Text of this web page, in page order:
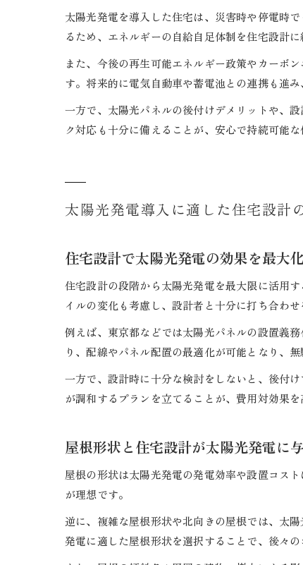
太陽光発電を導入した住宅は、災害時や停電時
るため、エネルギーの自給自足体制を住宅設計
また、今後の再生可能エネルギー政策やカーボ
す。将来的に電気自動車や蓄電池との連携も進
一方で、太陽光パネルの後付けデメリットや、
ク対応も十分に備えることが、安心で持続可能
太陽光発電導入に適した住宅設計
住宅設計で太陽光発電の効果を最大
住宅設計の段階から太陽光発電を最大限に活用
イルの変化も考慮し、設計者と十分に打ち合わ
例えば、東京都などでは太陽光パネルの設置義
り、配線やパネル配置の最適化が可能となり、
一方で、設計時に十分な検討をしないと、後付
が調和するプランを立てることが、費用対効果を
屋根形状と住宅設計が太陽光発電に
屋根の形状は太陽光発電の発電効率や設置コス
が理想です。
逆に、複雑な屋根形状や北向きの屋根では、太
発電に適した屋根形状を選択することで、後々